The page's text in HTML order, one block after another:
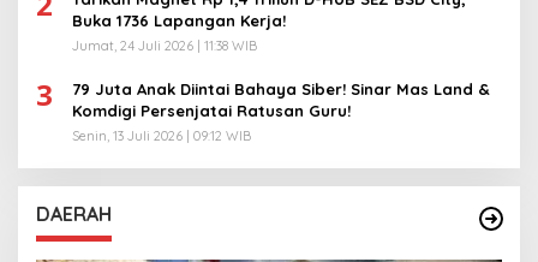
Buka 1736 Lapangan Kerja!
Jumat, 24 Juli 2026 | 11:38 WIB
3
79 Juta Anak Diintai Bahaya Siber! Sinar Mas Land &
Komdigi Persenjatai Ratusan Guru!
Senin, 13 Juli 2026 | 09:12 WIB
DAERAH